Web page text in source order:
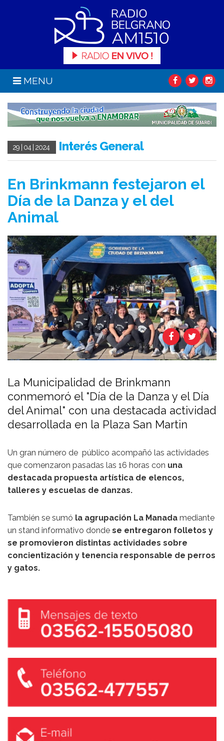
MENU
29 | 04 | 2024 Interés General
En Brinkmann festejaron el
Día de la Danza y el del
Animal
La Municipalidad de Brinkmann
conmemoró el "Día de la Danza y el Día
del Animal" con una destacada actividad
desarrollada en la Plaza San Martin
Un gran número de público acompañó las actividades
que comenzaron pasadas las 16 horas con una
destacada propuesta artística de elencos,
talleres y escuelas de danzas.
También se sumó la agrupación La Manada mediante
un stand informativo donde se entregaron folletos y
se promovieron distintas actividades sobre
concientización y tenencia responsable de perros
y gatos.